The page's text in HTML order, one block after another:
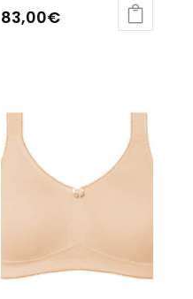
83,00€
variations.
Les
options
peuvent
page